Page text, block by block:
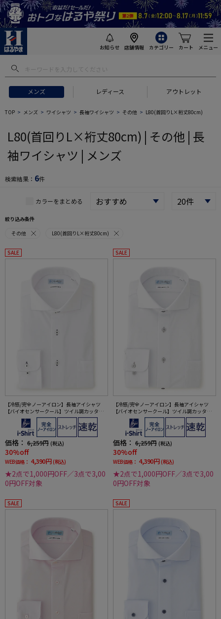
お知らせ 店舗情報 カテゴリー カート メニュー
メンズ レディース アウトレット
フトにおすすめ #セットアップ スーツ
TOP メンズ ワイシャツ 長袖ワイシャツ その他 L80(首回りL×裄丈80cm)
L80(首回りL×裄丈80cm) | その他 | 長
袖ワイシャツ | メンズ
検索結果： 6件
カラーをまとめる
絞り込み条件
その他
L80(首回りL×裄丈80cm)
SALE
【冷感/完全ノーアイロン】長袖アイシャツ
【バイオセンサークール】ツイル調カッタウ
ェイ織柄無地形態安定ストレッチ防汚効果吸
汗速乾ワイシャツ春夏
価格： 6,259円 (税込)
30%off
WEB価格： 4,390円 (税込)
★2点で1,000円OFF／3点で3,00
0円OFF対象
SALE
【冷感/完全ノーアイロン】長袖アイシャツ
【バイオセンサークール】ツイル調カッタウ
ェイ織柄無地形態安定ストレッチ防汚効果吸
汗速乾ワイシャツ春夏
価格： 6,259円 (税込)
30%off
WEB価格： 4,390円 (税込)
★2点で1,000円OFF／3点で3,00
0円OFF対象
SALE SALE